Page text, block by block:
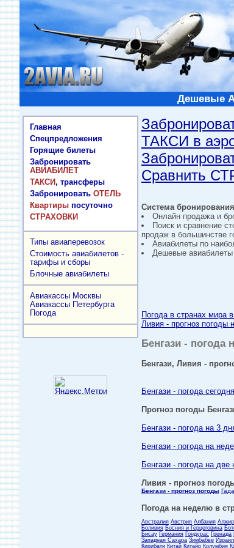
Дешевые
Главная
Спецпредложения
Горящие билеты
Забронировать
АВИАБИЛЕТ
ТАКСИ, трансферы
Забронировать ОТЕЛЬ
Квартиры посуточно
СТРАХОВКИ
Типы авиаперевозок
Стоимость авиабилетов -
тарифы и сборы
Блочные авиабилеты
Авиакассы Москвы
Авиакассы Петербурга
Погода
ТАКСИ в
Сравнить
Система
Онлайн продажа и
Поиск и сравнение
продаж в большинстве
Авиабилеты по
Дешевые авиабилеты
Погода в странах мира
Ливия - прогноз погоды
Бенгази - погода
Бенгази, Ливия -
Бенгази - погода
Прогноз погоды
Бенгази - погода на 3
Бенгази - погода на
Бенгази - погода на две
Ливия - прогноз
Бенгази - прогноз погоды
Погода на неделю в
Австралия Австрия Албания Алжир
Боливия Босния и Герцеговина
Бисау Германия Гондурас Гренада
Западная Сахара Зимбабве
Кирибати Китай Китайр Колумбия